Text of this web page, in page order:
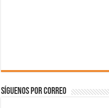
Síguenos por correo